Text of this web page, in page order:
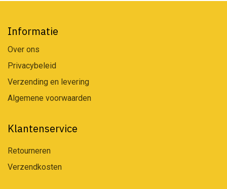
Informatie
Over ons
Privacybeleid
Verzending en levering
Algemene voorwaarden
Klantenservice
Retourneren
Verzendkosten